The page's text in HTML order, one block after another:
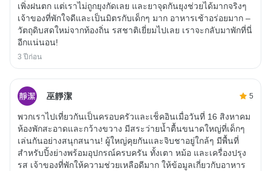
เพิ่งฝนตก แต่เราไม่ถูกยุงกัดเลย และยาจุดกันยุงช่วยได้มากจริงๆ
เจ้าของที่พักใจดีและเป็นมิตรกับเด็กๆ มาก อาหารเช้าอร่อยมาก –
วัตถุดิบสดใหม่จากท้องถิ่น รสชาติเยี่ยมไปเลย เราจะกลับมาพักที่นี่
อีกแน่นอน!
3 ปีก่อน
巫靜潔 5
พวกเราไปเที่ยวกันเป็นครอบครัวและเช็คอินเมื่อวันที่ 16 สิงหาคม
ห้องพักสะอาดและกว้างขวาง มีสระว่ายน้ำตื้นขนาดใหญ่ที่เด็กๆ
เล่นกันอย่างสนุกสนาน! ผู้ใหญ่คุยกันและจิบชาอยู่ใกล้ๆ มีพื้นที่
สำหรับปิ้งย่างพร้อมอุปกรณ์ครบครัน ทั้งเตา หม้อ และเครื่องปรุง
รส เจ้าของที่พักให้ความช่วยเหลือดีมาก ให้ข้อมูลเกี่ยวกับอาหาร